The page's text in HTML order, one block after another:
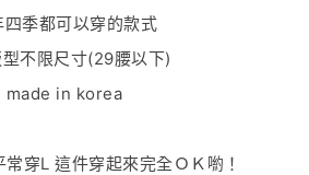
四季都可以穿的款式
不限尺寸(29腰以下)
made in korea
常穿L 這件穿起來完全ＯＫ喲！